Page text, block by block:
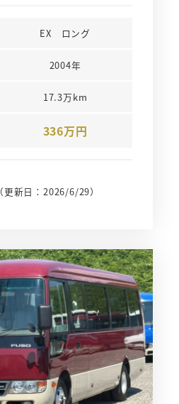
EX　ロング
2004年
17.3万km
336万円
（更新日：2026/6/29）